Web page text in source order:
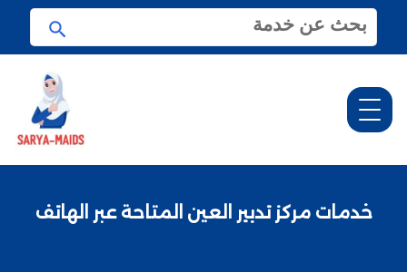
ل
ب
ث
ع
ن
ب
ح
ث
خدمات مركز تدبير العين المتاحة عبر الهاتف